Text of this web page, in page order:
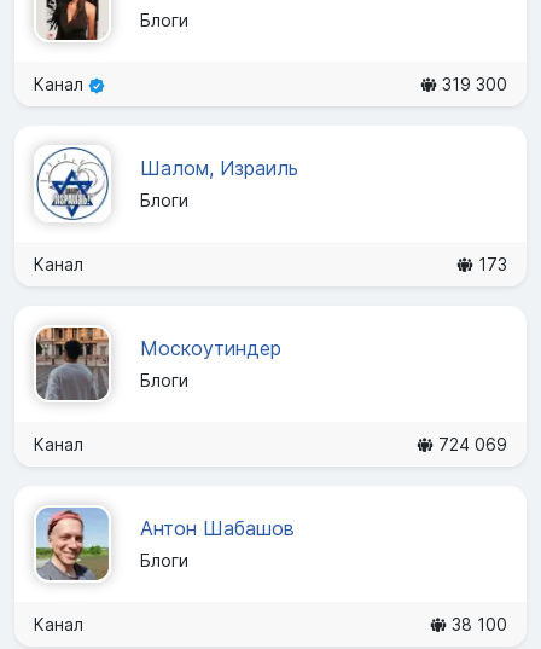
Блоги
Канал 319 300
Шалом, Израиль
Блоги
Канал 173
Москоутиндер
Блоги
Канал 724 069
Антон Шабашов
Блоги
Канал 38 100